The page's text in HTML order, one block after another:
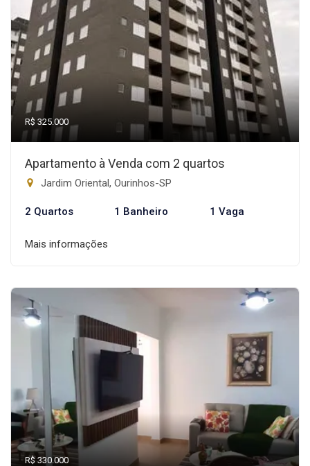
R$ 325.000
Apartamento à Venda com 2 quartos
Jardim Oriental, Ourinhos-SP
2 Quartos 1 Banheiro 1 Vaga
Mais informações
R$ 330.000